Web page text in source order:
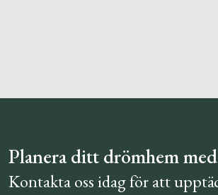
Planera ditt drömhem
Kontakta oss idag för att